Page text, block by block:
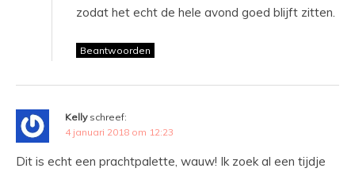
zodat het echt de hele avond goed blijft zitten.
Beantwoorden
Kelly schreef:
4 januari 2018 om 12:23
Dit is echt een prachtpalette, wauw! Ik zoek al een tijdje